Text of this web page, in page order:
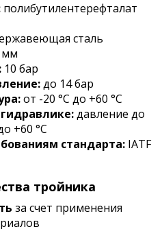
полибутилентерефталат
сталь
мм
10 бар
до 14 бар
от -20 °C до +60 °C
давление до
+60 °C
стандарта: IATF
тройника
за счет применения